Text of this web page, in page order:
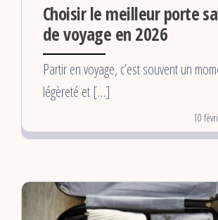
Choisir le meilleur porte
de voyage en 2026
Partir en voyage, c’est souvent un
légèreté et […]
10